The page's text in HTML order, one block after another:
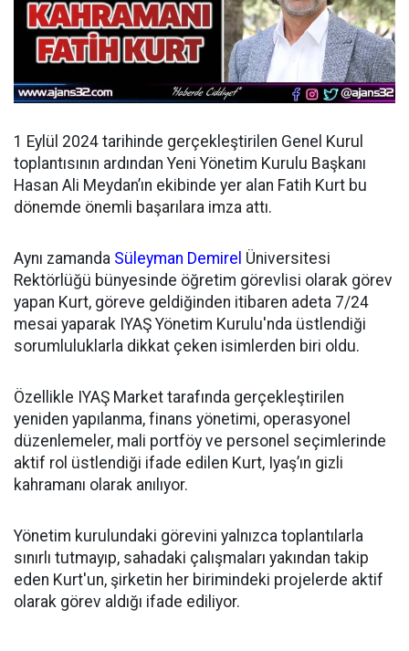
1 Eylül 2024 tarihinde gerçekleştirilen Genel Kurul
toplantısının ardından Yeni Yönetim Kurulu Başkanı
Hasan Ali Meydan’ın ekibinde yer alan Fatih Kurt bu
dönemde önemli başarılara imza attı.
Aynı zamanda Süleyman Demirel Üniversitesi
Rektörlüğü bünyesinde öğretim görevlisi olarak görev
yapan Kurt, göreve geldiğinden itibaren adeta 7/24
mesai yaparak IYAŞ Yönetim Kurulu'nda üstlendiği
sorumluluklarla dikkat çeken isimlerden biri oldu.
Özellikle IYAŞ Market tarafında gerçekleştirilen
yeniden yapılanma, finans yönetimi, operasyonel
düzenlemeler, mali portföy ve personel seçimlerinde
aktif rol üstlendiği ifade edilen Kurt, Iyaş’ın gizli
kahramanı olarak anılıyor.
Yönetim kurulundaki görevini yalnızca toplantılarla
sınırlı tutmayıp, sahadaki çalışmaları yakından takip
eden Kurt'un, şirketin her birimindeki projelerde aktif
olarak görev aldığı ifade ediliyor.